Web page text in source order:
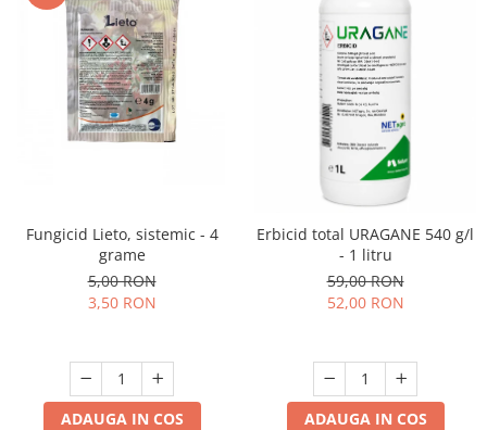
Fungicid Lieto, sistemic - 4
grame
5,00 RON
3,50 RON
ADAUGA IN COS
Erbicid total URAGANE 540 g/l
- 1 litru
59,00 RON
52,00 RON
ADAUGA IN COS